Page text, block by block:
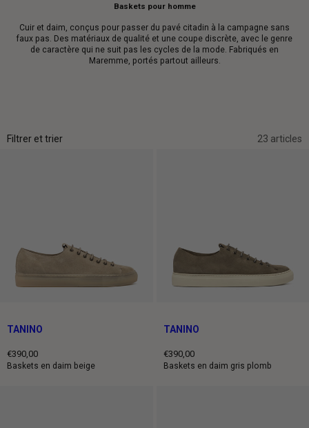
Baskets pour homme
Cuir et daim, conçus pour passer du pavé citadin à la campagne sans
faux pas. Des matériaux de qualité et une coupe discrète, avec le genre
de caractère qui ne suit pas les cycles de la mode. Fabriqués en
Maremme, portés partout ailleurs.
Filtrer et trier 23 articles
TANINO
€390,00
Prix
Baskets en daim beige
TANINO
€390,00
Prix
Baskets en daim gris plomb